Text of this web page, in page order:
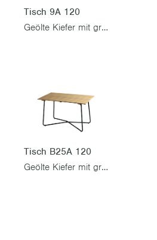
Tisch 9A 120
Geölte Kiefer mit grünem Gestell
Tisch B25A 120
Geölte Kiefer mit grünem Gestell